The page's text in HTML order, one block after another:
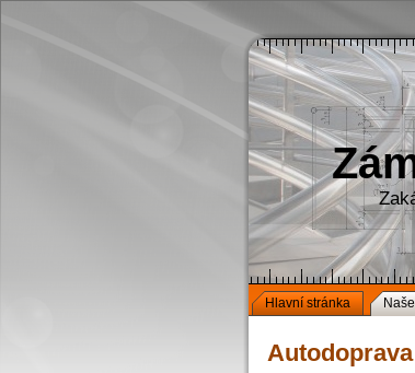
Hlavní stránka
Autodoprava